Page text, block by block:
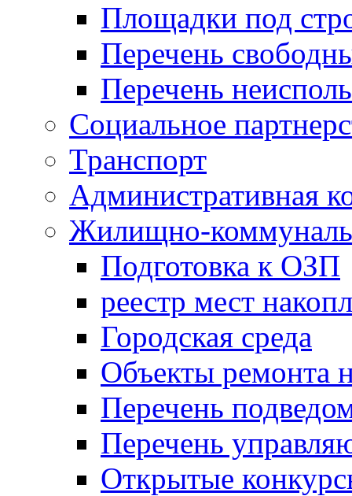
Площадки под
Перечень
Перечень
Социальное
Транспорт
Административная
Жилищно-
Подготовка к ОЗП
реестр мест
Городская среда
Объекты ремонта
Перечень
Перечень
Открытые